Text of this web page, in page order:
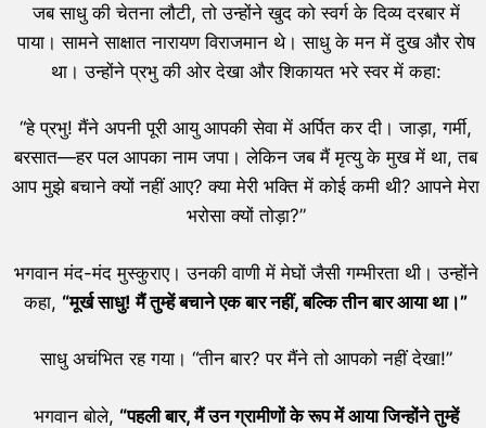
जब साधु की चेतना लौटी, तो उन्होंने खुद को स्वर्ग के दिव्य दरबार में
पाया। सामने साक्षात नारायण विराजमान थे। साधु के मन में दुख और रोष
था। उन्होंने प्रभु की ओर देखा और शिकायत भरे स्वर में कहा:
“हे प्रभु! मैंने अपनी पूरी आयु आपकी सेवा में अर्पित कर दी। जाड़ा, गर्मी,
बरसात—हर पल आपका नाम जपा। लेकिन जब मैं मृत्यु के मुख में था, तब
आप मुझे बचाने क्यों नहीं आए? क्या मेरी भक्ति में कोई कमी थी? आपने मेरा
भरोसा क्यों तोड़ा?”
भगवान मंद-मंद मुस्कुराए। उनकी वाणी में मेघों जैसी गम्भीरता थी। उन्होंने
कहा, “मूर्ख साधु! मैं तुम्हें बचाने एक बार नहीं,बल्कि तीन बार आया था।”
साधु अचंभित रह गया। “तीन बार? पर मैंने तो आपको नहीं देखा!”
भगवान बोले, “पहली बार,मैंउन ग्रामीणों के रूप में आया जिन्होंने तुम्हें